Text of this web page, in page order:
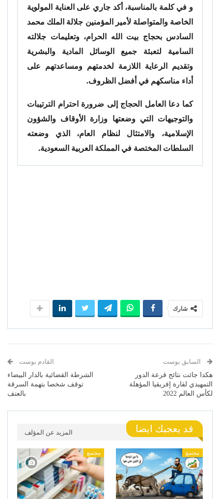
و في كلمة بالمناسبة، أكد جاري على العناية المولوية
الخاصة والمتواصلة لأمير المؤمنين جلالة الملك محمد
السادس بحجاج بيت الله الحرام، وتعليمات جلالته
السامية لتعبئة جميع الوسائل المادية والبشرية
وتقديم الرعاية اللازمة لخدمتهم ومساعدتهم على
أداء مناسكهم في أفضل الظروف.
كما دعا العامل الحجاج إلى ضرورة احترام الترتيبات
والتوجيهات التي وضعتها وزارة الأوقاف والشؤون
الإسلامية، والامتثال لنظام العام، الذي وضعته
السلطات المختصة في المملكة العربية السعودية.
شارك
السابق بوست
هكدا جائت نتائج قرعة الدور
التمهيدي لقارة إفريقيا المؤهلة
لكأس العالم 2022
القادم بوست
الشرطة القضائية بالدار البيضاء
توقف شخصا بتهمة السرقة
بالعنف
قد يعجبك ايضا المزيد عن المؤلف
مجتمع مجتمع